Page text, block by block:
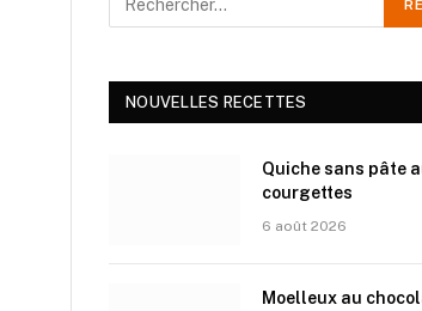
NOUVELLES RECETTES
Quiche sans pâte
courgettes
6 août 2026
Moelleux au